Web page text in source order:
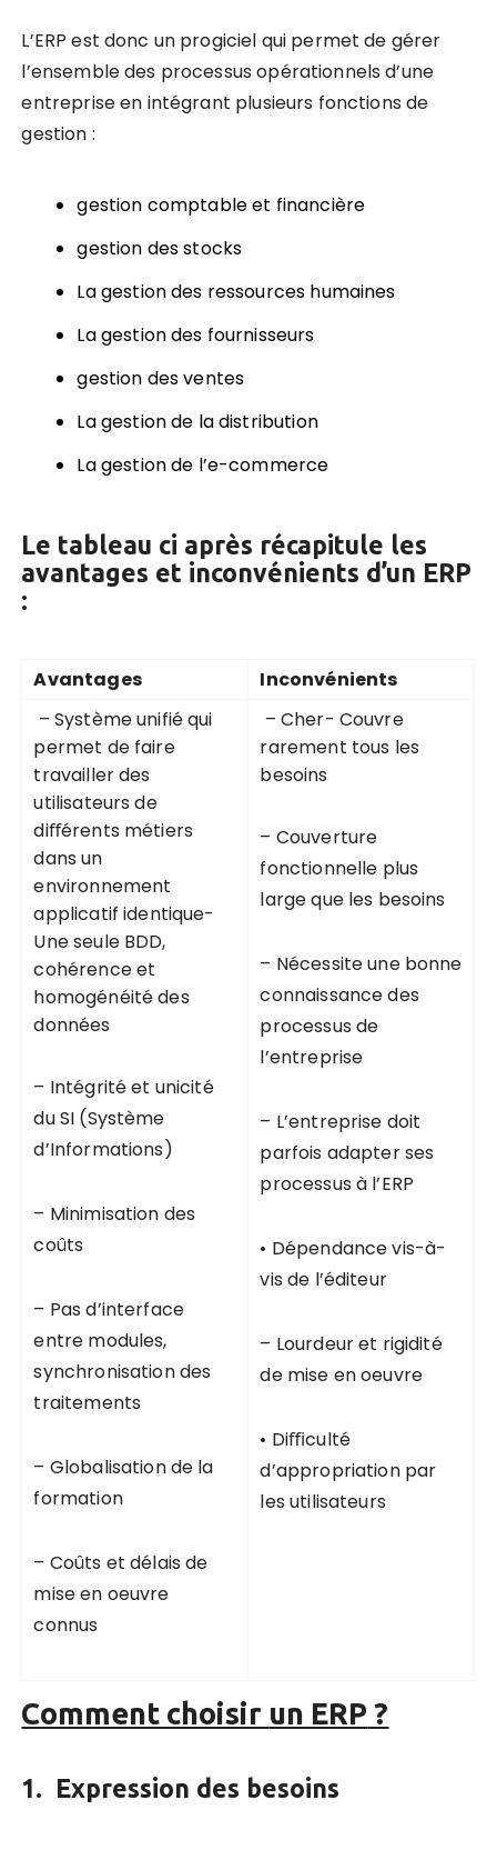
L’ERP est donc un progiciel qui permet de gérer
l’ensemble des processus opérationnels d’une
entreprise en intégrant plusieurs fonctions de
gestion :
gestion comptable et financière
gestion des stocks
La gestion des ressources humaines
La gestion des fournisseurs
gestion des ventes
La gestion de la distribution
La gestion de l’e-commerce
Le tableau ci après récapitule les
avantages et inconvénients d’un ERP
:
Avantages Inconvénients
– Système unifié qui
permet de faire
travailler des
utilisateurs de
diﬀérents métiers
dans un
environnement
applicatif identique-
Une seule BDD,
cohérence et
homogénéité des
données
– Intégrité et unicité
du SI (Système
d’Informations)
– Minimisation des
coûts
– Pas d’interface
entre modules,
synchronisation des
traitements
– Globalisation de la
formation
– Coûts et délais de
mise en oeuvre
connus
– Cher- Couvre
rarement tous les
besoins
– Couverture
fonctionnelle plus
large que les besoins
– Nécessite une bonne
connaissance des
processus de
l’entreprise
– L’entreprise doit
parfois adapter ses
processus à l’ERP
• Dépendance vis-à-
vis de l’éditeur
– Lourdeur et rigidité
de mise en oeuvre
• Diﬃculté
d’appropriation par
les utilisateurs
Comment choisir un ERP ?
1. Expression des besoins